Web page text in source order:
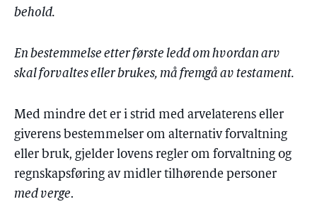
behold.
En bestemmelse etter første ledd om hvordan arv
skal forvaltes eller brukes, må fremgå av testament.
Med mindre det er i strid med arvelaterens eller
giverens bestemmelser om alternativ forvaltning
eller bruk, gjelder lovens regler om forvaltning og
regnskapsføring av midler tilhørende personer
med verge.